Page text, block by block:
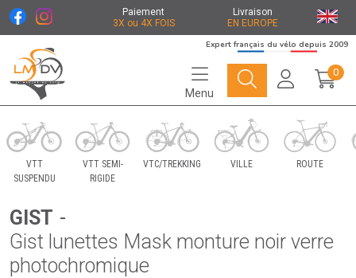
Paiement
3X ou 4X FOIS
Livraison
EN EUROPE
Le Marché du Vélo Votre distributeurs de vélo
Expert français du vélo depuis 2009
Menu
0
VTT
SUSPENDU
VTT SEMI-
RIGIDE
VTC/TREKKING VILLE ROUTE
GIST -
Gist lunettes Mask monture noir verre
photochromique